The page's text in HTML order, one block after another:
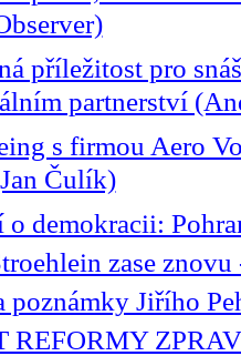
příležitost pro
partnerství
s firmou Aero
Čulík)
o demokracii:
zase znovu
poznámky Jiřího
REFORMY